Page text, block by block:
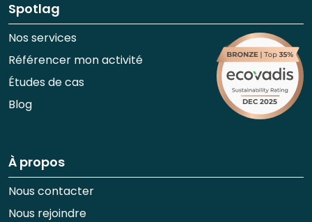
Spotlag
Nos services
Référencer mon activité
Études de cas
Blog
À propos
Nous contacter
Nous rejoindre